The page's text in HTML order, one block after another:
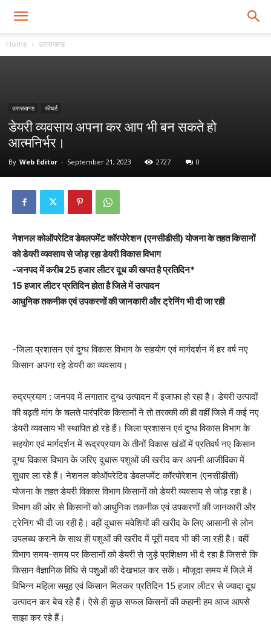
Home उत्तराखण्ड
उत्तराखण्ड फीचर्ड
डेयरी व्यवसाय अपना कर आप भी बन सकते हो
आत्मनिर्भर।
By Web Editor - September 21, 2023 2727 0
नेशनल कोऑपरेटिव डेवलपमेंट कॉरपोरेशन (एनसीडीसी) योजना के तहत किसानों
को डेयरी व्यवसाय से जोड़ रहा डेयरी विकास विभाग
-जनपद में करीब 25 हजार लीटर दूध की खपत है प्रतिदिन*
15 हजार लीटर प्रतिदिन होता है जिले में उत्पादन
आधुनिक तकनीक एवं उपकरणों की जानकारी और ट्रेनिंग भी दी जा रही
-जिला प्रशासन एवं दुग्ध विकास विभाग के सहयोग एवं मार्गदर्शन में हर वर्ष नए
किसान अपना रहे डेयरी का व्यवसाय।
रुद्रप्रयाग : जनपद में लगातार दुग्ध उत्पादन में इजाफा हो रहा है। डेयरी उत्पादों
की बढ़ती मांग के चलते पारंपरिक किसानों ने तो तरक्की की ही वहीं जिले में कई नए
डेयरी व्यवसाय भी स्थापित हो रहे हैं। जिला प्रशासन एवं दुग्ध विकास विभाग के
सहयोग एवं मार्गदर्शन में रूद्रप्रयाग के तीनों विकास खंडों में प्रतिवर्ष नए किसान
दुग्ध विकास विभाग के जरिए दुधारू पशुओं की खरीद कर अपनी आजीविका में
सुधार ला रहे हैं। नेशनल कोऑपरेटिव डेवलपमेंट कॉरपोरेशन (एनसीडीसी)
योजना के तहत डेयरी विकास विभाग किसानों को डेयरी व्यवसाय से जोड़ रहा है।
विभाग की ओर से किसानों को आधुनिक तकनीक एवं उपकरणों की जानकारी और
ट्रेनिंग भी दी जा रही है। वहीं दुधारू मवेशियों की खरीद के लिए आसानी से लोन
उपलब्ध कराने के साथ ही पशुओं की खरीद में पूरी मदद भी की जा रही है। वहीं
विभाग समय-समय पर किसानों को डेयरी से जुड़े प्रशिक्षण भी दे रहा है जिससे कि
किसान वैज्ञानिक विधि से पशुओं की देखभाल कर सकें। मौजूदा समय में जिले में
विभिन्न महिला समूह एवं किसान मिलकर प्रतिदिन 15 हजार लीटर से ज्यादा दूध
उत्पादन कर बेच रहे हैं। ऐसे ही कुछ सफल किसनों की कहानी हम आज आपसे
साझा कर रहे हैं।